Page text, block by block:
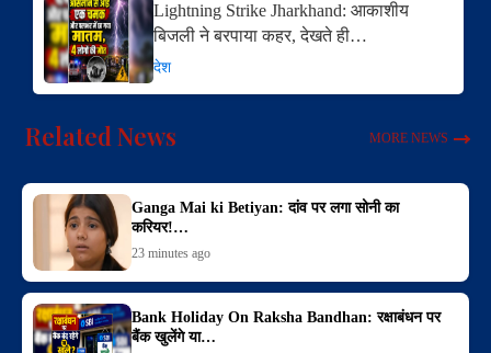
Lightning Strike Jharkhand: आकाशीय
बिजली ने बरपाया कहर, देखते ही…
देश
Related News MORE NEWS
Ganga Mai ki Betiyan: दांव पर लगा सोनी का
करियर!…
23 minutes ago
Bank Holiday On Raksha Bandhan: रक्षाबंधन पर
बैंक खुलेंगे या…